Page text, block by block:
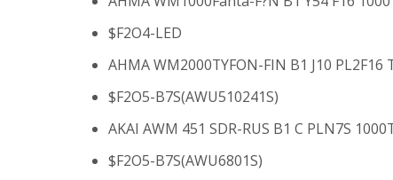
$F2O4-LED
AHMA WM2000TYFON-FIN B1 J10 PL2F16
$F2O5-B7S(AWU510241S)
AKAI AWM 451 SDR-RUS B1 C PLN7S
$F2O5-B7S(AWU6801S)